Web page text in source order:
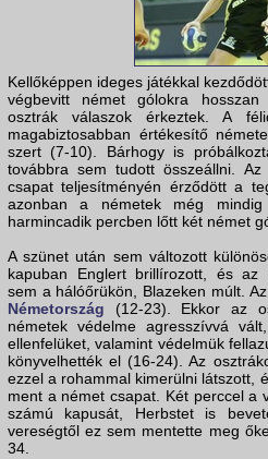
Kellőképpen ideges játékkal
végbevitt német gólokra
osztrák válaszok érkeztek. A
magabiztosabban értékesítő
szert (7-10). Bárhogy is
továbbra sem tudott összeállni.
csapat teljesítményén érződött a
azonban a németek még
harmincadik percben lőtt két német
A szünet után sem változott
kapuban Englert brillírozott, és az
sem a hálóőrükön, Blazeken múlt.
Németország (12-23). Ekkor az
németek védelme agresszívvá
ellenfelüket, valamint védelmük
könyvelhették el (16-24). Az
ezzel a rohammal kimerülni látszott,
ment a német csapat. Két perccel a
számú kapusát, Herbstet is
vereségtől ez sem mentette meg
34.